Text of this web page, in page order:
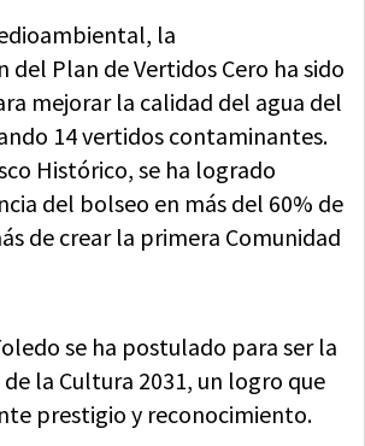
la
Plan de Vertidos Cero ha sido
mejorar la calidad del agua del
14 vertidos contaminantes.
Histórico, se ha logrado
del bolseo en más del 60% de
de crear la primera Comunidad
se ha postulado para ser la
la Cultura 2031, un logro que
prestigio y reconocimiento.